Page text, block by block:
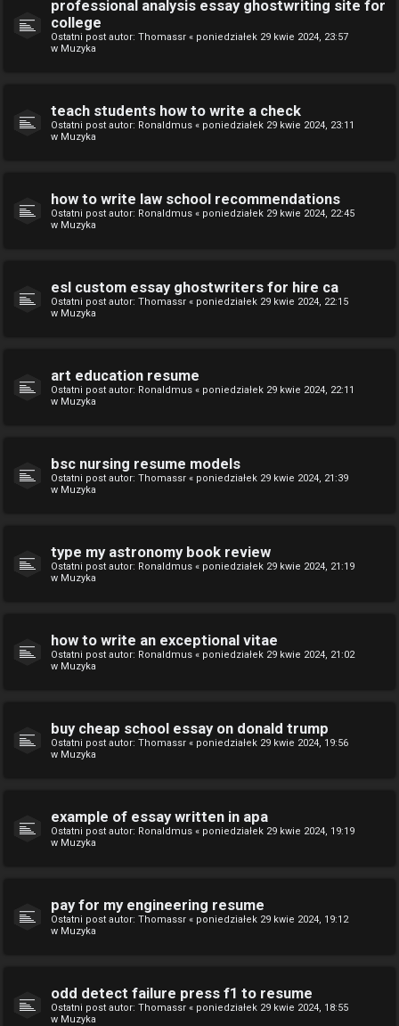
professional analysis essay ghostwriting site for
college
Ostatni post autor: Thomassr « poniedziałek 29 kwie 2024, 23:57
w Muzyka
teach students how to write a check
Ostatni post autor: Ronaldmus « poniedziałek 29 kwie 2024, 23:11
w Muzyka
how to write law school recommendations
Ostatni post autor: Ronaldmus « poniedziałek 29 kwie 2024, 22:45
w Muzyka
esl custom essay ghostwriters for hire ca
Ostatni post autor: Thomassr « poniedziałek 29 kwie 2024, 22:15
w Muzyka
art education resume
Ostatni post autor: Ronaldmus « poniedziałek 29 kwie 2024, 22:11
w Muzyka
bsc nursing resume models
Ostatni post autor: Thomassr « poniedziałek 29 kwie 2024, 21:39
w Muzyka
type my astronomy book review
Ostatni post autor: Ronaldmus « poniedziałek 29 kwie 2024, 21:19
w Muzyka
how to write an exceptional vitae
Ostatni post autor: Ronaldmus « poniedziałek 29 kwie 2024, 21:02
w Muzyka
buy cheap school essay on donald trump
Ostatni post autor: Thomassr « poniedziałek 29 kwie 2024, 19:56
w Muzyka
example of essay written in apa
Ostatni post autor: Ronaldmus « poniedziałek 29 kwie 2024, 19:19
w Muzyka
pay for my engineering resume
Ostatni post autor: Thomassr « poniedziałek 29 kwie 2024, 19:12
w Muzyka
odd detect failure press f1 to resume
Ostatni post autor: Thomassr « poniedziałek 29 kwie 2024, 18:55
w Muzyka